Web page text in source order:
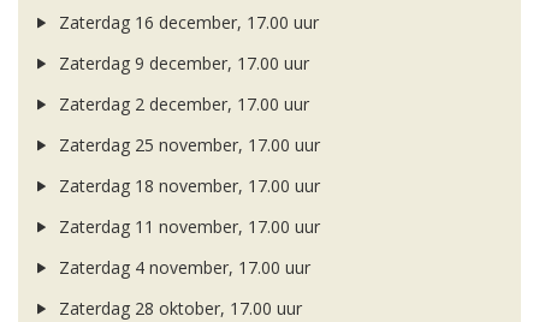
Zaterdag 16 december, 17.00 uur
Zaterdag 9 december, 17.00 uur
Zaterdag 2 december, 17.00 uur
Zaterdag 25 november, 17.00 uur
Zaterdag 18 november, 17.00 uur
Zaterdag 11 november, 17.00 uur
Zaterdag 4 november, 17.00 uur
Zaterdag 28 oktober, 17.00 uur